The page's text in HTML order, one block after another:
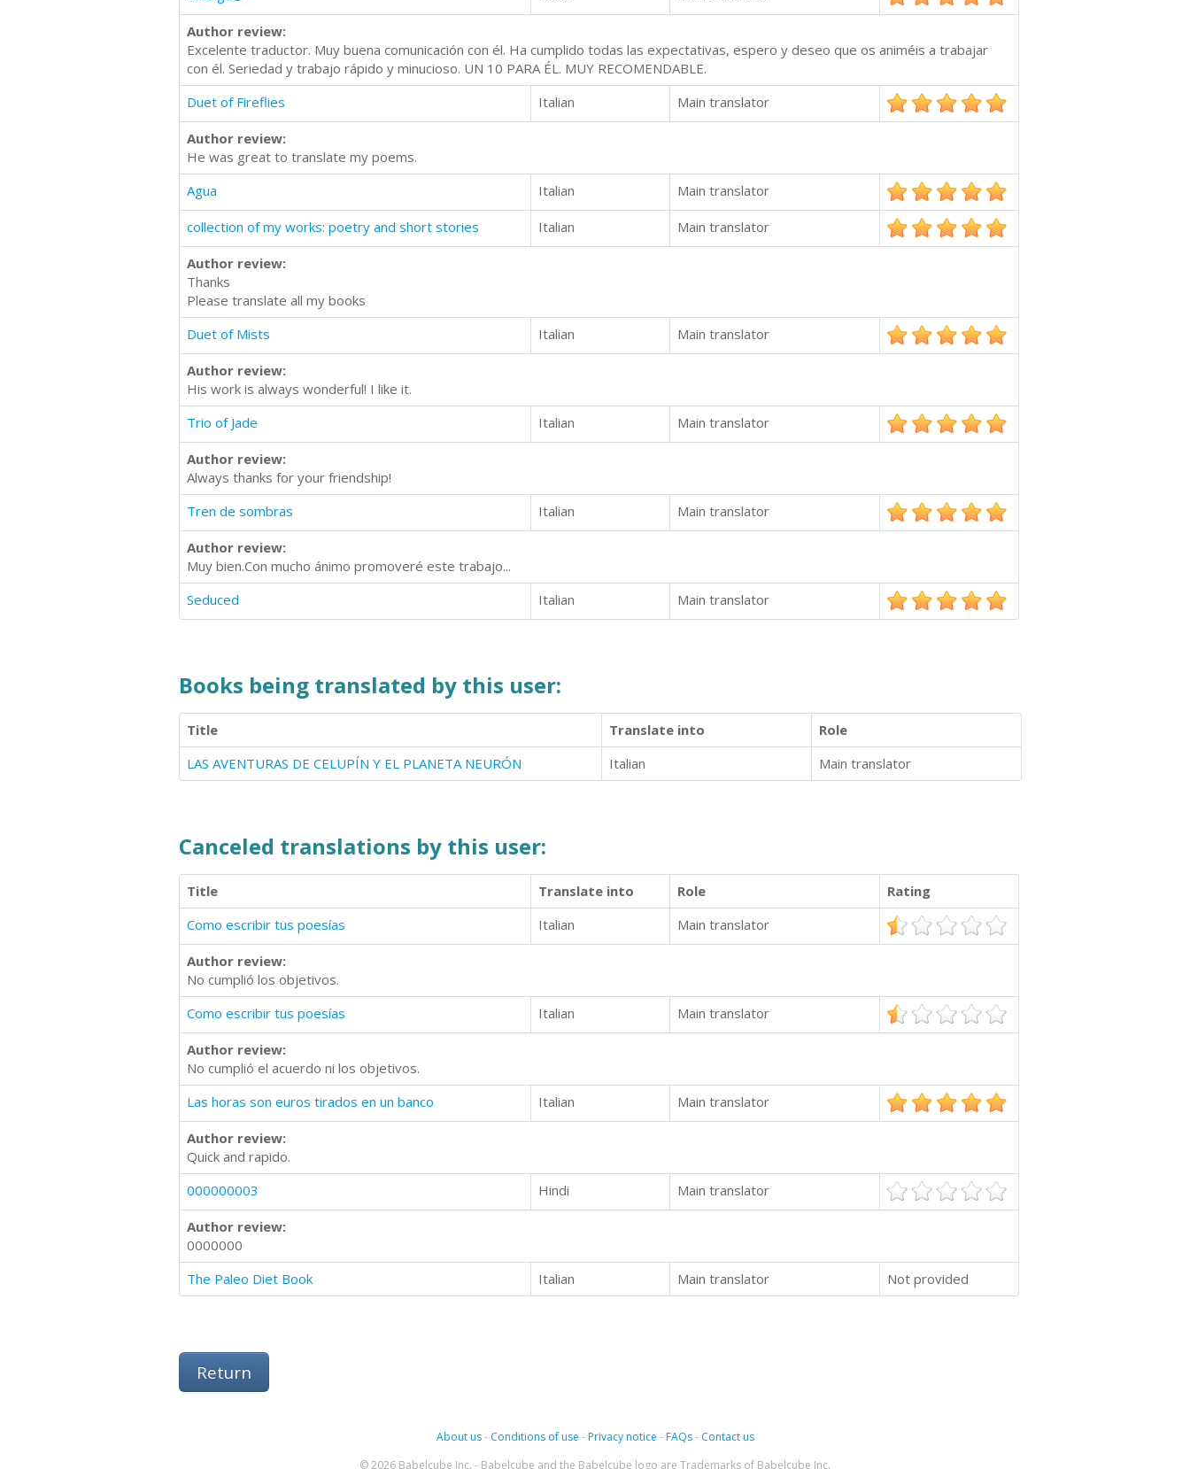
Author review:
Excelente traductor. Muy buena comunicación con él. Ha cumplido todas las expectativas, espero y deseo que os animéis a trabajar
con él. Seriedad y trabajo rápido y minucioso. UN 10 PARA ÉL. MUY RECOMENDABLE.
Duet of Fireflies
Italian Main translator
Author review:
He was great to translate my poems.
Agua
Italian Main translator
collection of my works: poetry and short stories Italian Main translator
Author review:
Thanks
Please translate all my books
Duet of Mists
Italian Main translator
Author review:
His work is always wonderful! I like it.
Trio of Jade
Italian Main translator
Author review:
Always thanks for your friendship!
Tren de sombras
Italian Main translator
Author review:
Muy bien.Con mucho ánimo promoveré este trabajo...
Seduced
Italian Main translator
Books being translated by this user:
Title Translate into
Role
LAS AVENTURAS DE CELUPÍN Y EL PLANETA NEURÓN
Italian Main translator
Canceled translations by this user:
Title Translate into Role
Rating
Como escribir tus poesías
Italian Main translator
Author review:
No cumplió los objetivos.
Como escribir tus poesías
Italian Main translator
Author review:
No cumplió el acuerdo ni los objetivos.
Las horas son euros tirados en un banco
Italian Main translator
Author review:
Quick and rapido.
000000003
Hindi Main translator
Author review:
0000000
The Paleo Diet Book
Italian Main translator Not provided
Return
About us- Conditions of use -Privacy notice -FAQs- Contact us
© 2026 Babelcube Inc. - Babelcube and the Babelcube logo are Trademarks of Babelcube Inc.